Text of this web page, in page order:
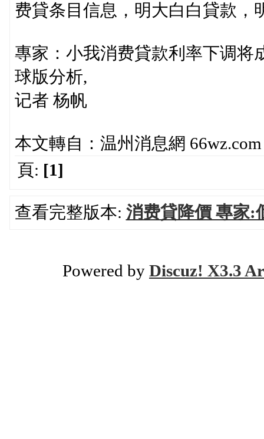
费貸条目信息，明大白白貸款，
專家：小我消费貸款利率下调将
球版分析,
记者 杨帆
本文轉自：温州消息網 66wz.com
頁: [1]
查看完整版本: 消费貸降價 專家:
Powered by Discuz! X3.3